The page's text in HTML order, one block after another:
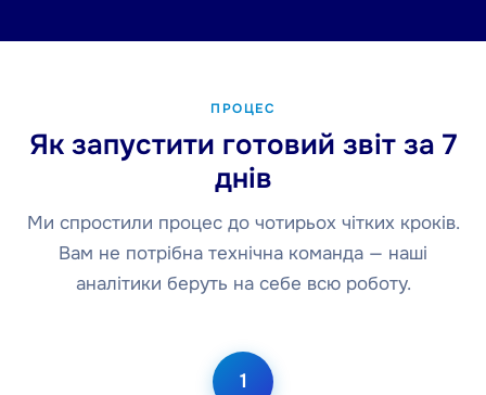
ПРОЦЕС
Як запустити готовий звіт за 7
днів
Ми спростили процес до чотирьох чітких кроків.
Вам не потрібна технічна команда — наші
аналітики беруть на себе всю роботу.
1